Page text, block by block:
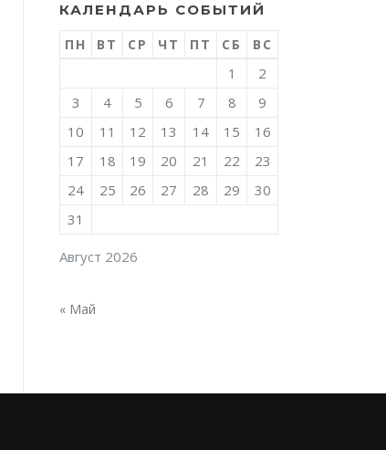
КАЛЕНДАРЬ СОБЫТИЙ
Август 2026
ПН ВТ СР ЧТ ПТ СБ ВС
1
2
3
4 5 6 7 8
9
10
11 12 13 14 15
16
17
18 19 20 21 22
23
24
25 26 27 28 29
30
31
« Май